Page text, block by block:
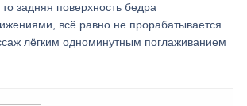
задняя поверхность бедра
всё равно не прорабатывается.
лёгким одноминутным поглаживанием